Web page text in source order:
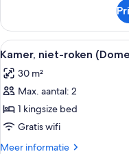
King)
laden
kamer,
niet-
roken
Side,
King)
Alle
foto's
voor
Kamer,
niet-
roken
(Dome
6
Kamer, niet-roken
30 m²
Max. aantal: 2
1 kingsize bed
Gratis wifi
Meer informatie
Meer